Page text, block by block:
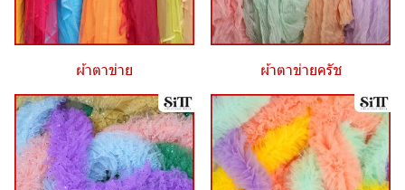
ผ้าตาข่าย ผ้าตาข่ายครัช